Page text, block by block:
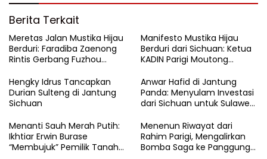
Berita Terkait
Meretas Jalan Mustika Hijau
Berduri: Faradiba Zaenong
Rintis Gerbang Fuzhou
Manifesto Mustika Hijau
Berduri dari Sichuan: Ketua
KADIN Parigi Moutong
Bambu
Hengky Idrus Tancapkan
Durian Sulteng di Jantung
Sichuan
Anwar Hafid di Jantung
Panda: Menyulam Investasi
dari Sichuan untuk Sulawesi
Menanti Sauh Merah Putih:
Ikhtiar Erwin Burase
“Membujuk” Pemilik Tanah
​Menenun Riwayat dari
Rahim Parigi, Mengalirkan
Bomba Saga ke Panggung